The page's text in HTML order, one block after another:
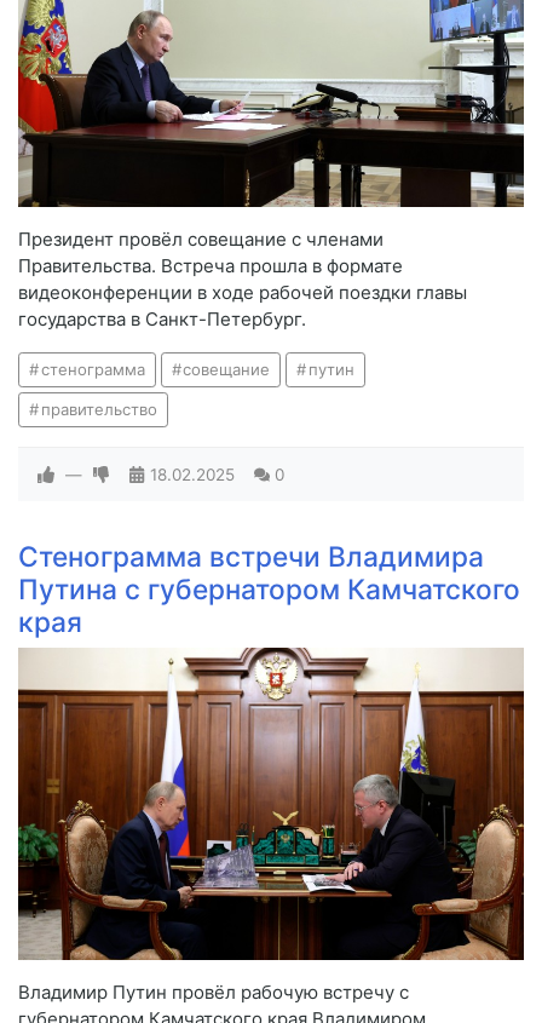
Президент провёл совещание с членами
Правительства. Встреча прошла в формате
видеоконференции в ходе рабочей поездки главы
государства в Санкт-Петербург.
стенограмма совещание путин
правительство
— 18.02.2025 0
Стенограмма встречи Владимира
Путина с губернатором Камчатского
края
Владимир Путин провёл рабочую встречу с
губернатором Камчатского края Владимиром